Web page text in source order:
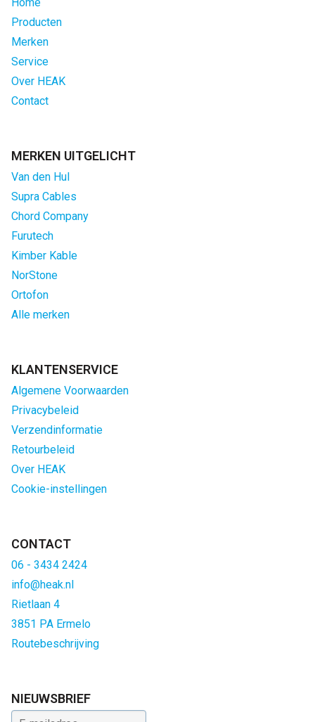
Producten
Merken
Service
Over HEAK
Contact
MERKEN UITGELICHT
Van den Hul
Supra Cables
Chord Company
Furutech
Kimber Kable
NorStone
Ortofon
Alle merken
KLANTENSERVICE
Algemene Voorwaarden
Privacybeleid
Verzendinformatie
Retourbeleid
Over HEAK
Cookie-instellingen
CONTACT
06 - 3434 2424
info@heak.nl
Rietlaan 4
3851 PA Ermelo
Routebeschrijving
NIEUWSBRIEF
E-mailadres